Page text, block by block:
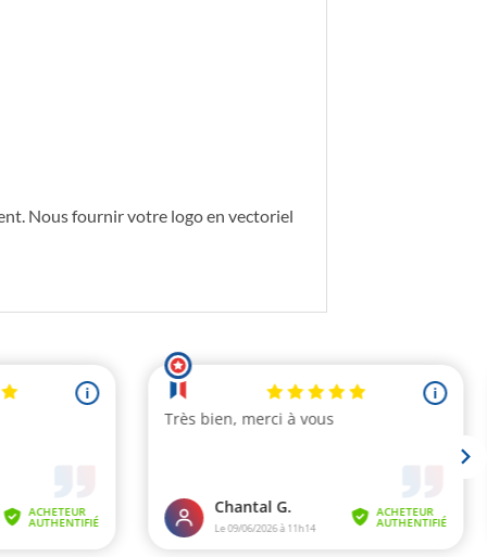
Nous fournir votre logo en vectoriel